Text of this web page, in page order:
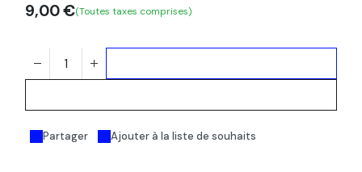
Partager Ajouter à la liste de souhaits
9,00€(Toutes taxes comprises)